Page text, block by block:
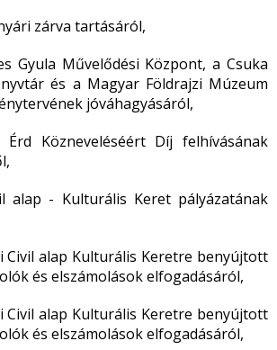
zárva tartásáról,
Művelődési Központ, a Csuka
és a Magyar Földrajzi Múzeum
jóváhagyásáról,
Díj felhívásának
Kulturális Keret pályázatának
alap Kulturális Keretre benyújtott
és elszámolások elfogadásáról,
alap Kulturális Keretre benyújtott
és elszámolások elfogadásáról,